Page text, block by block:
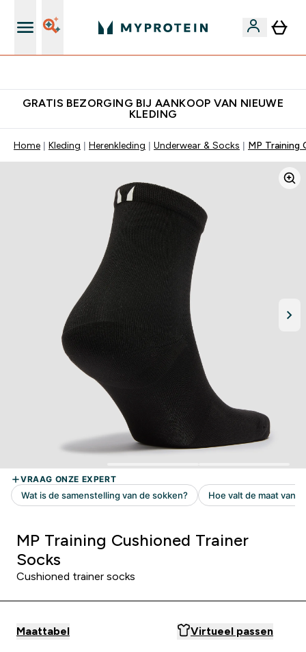
GRATIS BEZORGING BIJ AANKOOP VAN NIEUWE
KLEDING
Home Kleding Herenkleding Underwear & Socks MP Training
MP Training Cushioned Trainer
Socks
Cushioned trainer socks
Maattabel Virtueel passen